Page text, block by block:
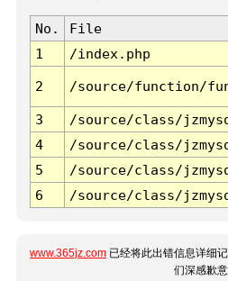
No. File
1
/index.php
2 /source/function/
3 /source/class/
4
/source/class/
5
/source/class/
6
/source/class/
www.365jz.com 已经将此出错信息详细
们深感歉